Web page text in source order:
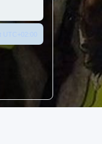
UTC+02:00